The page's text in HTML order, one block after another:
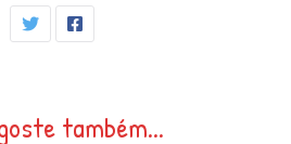
também...